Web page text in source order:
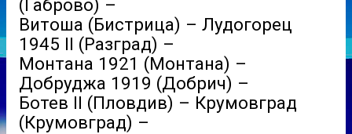
(Габрово) –
Витоша (Бистрица) – Лудогорец
1945 II (Разград) –
Монтана 1921 (Монтана) –
Добруджа 1919 (Добрич) –
Ботев II (Пловдив) – Крумовград
(Крумовград) –